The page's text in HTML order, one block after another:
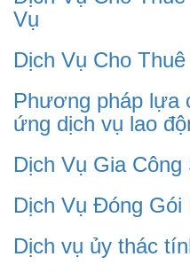
Vụ
Dịch Vụ Cho
Phương pháp lựa
ứng dịch vụ lao
Dịch Vụ Gia Công
Dịch Vụ Đóng
Dịch vụ ủy thác